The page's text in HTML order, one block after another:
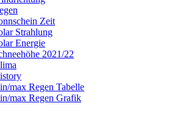
Zeit
Strahlung
Energie
2021/22
max Regen Tabelle
max Regen Grafik